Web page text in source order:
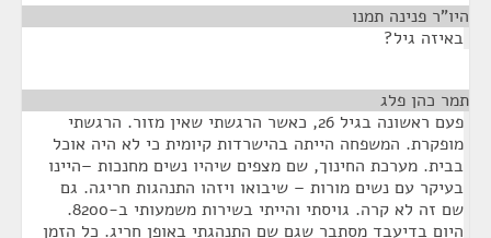
היו"ר פנינה תמנו
באיזה גיל?
תמר כהן פלג
פעם ראשונה בגיל 26, כאשר הרגשתי שאין מזור. הרגשתי
מופקרת. המשפחה הייתה בהישרדות קיומית כי לא היה אוכל
בבית. מערכת החינוך, שם מצפים שיהיו נשים מחנכות –היינו
בעיקר עם נשים מורות – שיבואו ויזהו התנהגות חריגה. גם
שם זה לא קרה. גויסתי והייתי בשירות משמעותי ב-8200.
היום בדיעבד מסתבר שגם שם התנהגתי באופן חריג. כל הזמן